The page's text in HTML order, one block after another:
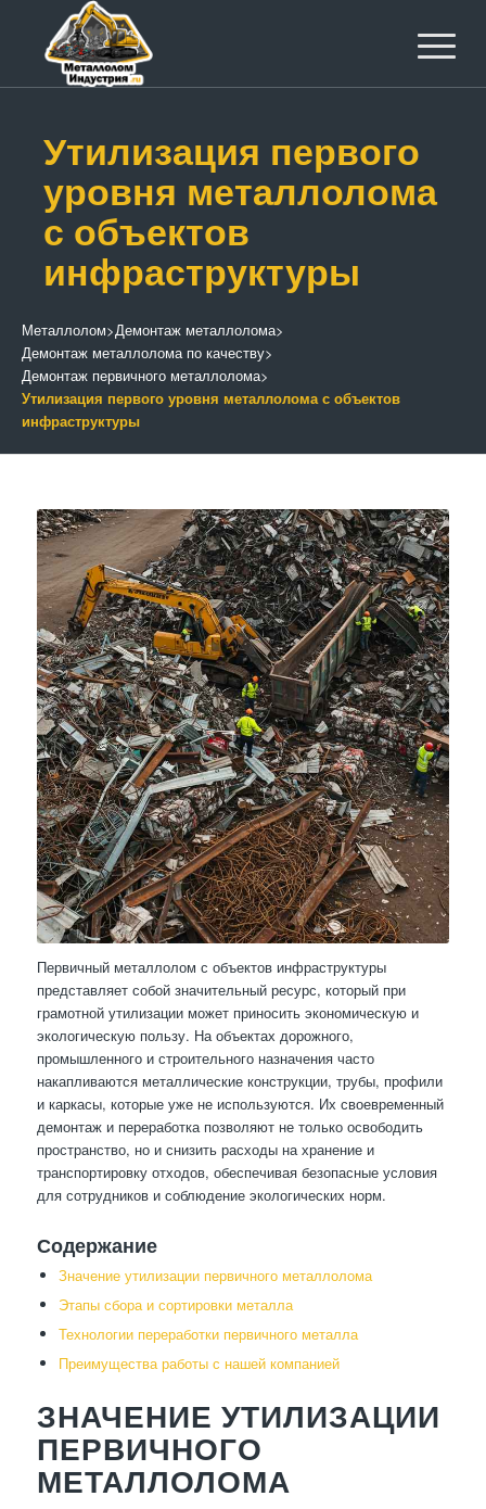
Утилизация первого
уровня металлолома
с объектов
инфраструктуры
Металлолом>Демонтаж металлолома>
Демонтаж металлолома по качеству>
Демонтаж первичного металлолома>
Утилизация первого уровня металлолома с объектов
инфраструктуры
Первичный металлолом с объектов инфраструктуры
представляет собой значительный ресурс, который при
грамотной утилизации может приносить экономическую и
экологическую пользу. На объектах дорожного,
промышленного и строительного назначения часто
накапливаются металлические конструкции, трубы, профили
и каркасы, которые уже не используются. Их своевременный
демонтаж и переработка позволяют не только освободить
пространство, но и снизить расходы на хранение и
транспортировку отходов, обеспечивая безопасные условия
для сотрудников и соблюдение экологических норм.
Содержание
Значение утилизации первичного металлолома
Этапы сбора и сортировки металла
Технологии переработки первичного металла
Преимущества работы с нашей компанией
ЗНАЧЕНИЕ УТИЛИЗАЦИИ
ПЕРВИЧНОГО
МЕТАЛЛОЛОМА